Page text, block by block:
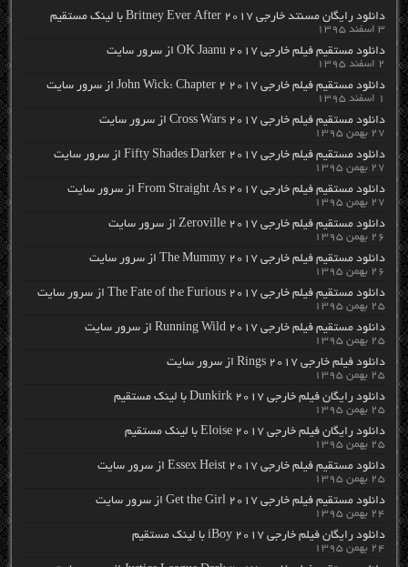
دانلود رایگان مسنتد خارجی Britney Ever After 2017 با لینک مستقیم
۳ اسفند ۱۳۹۵
دانلود مستقیم فیلم خارجی OK Jaanu 2017 از سرور سایت
۲ اسفند ۱۳۹۵
دانلود مستقیم فیلم خارجی John Wick: Chapter 2 2017 از سرور سایت
۱ اسفند ۱۳۹۵
دانلود مستقیم فیلم خارجی Cross Wars 2017 از سرور سایت
۲۷ بهمن ۱۳۹۵
دانلود مستقیم فیلم خارجی Fifty Shades Darker 2017 از سرور سایت
۲۷ بهمن ۱۳۹۵
دانلود مستقیم فیلم خارجی From Straight As 2017 از سرور سایت
۲۷ بهمن ۱۳۹۵
دانلود مستقیم فیلم خارجی Zeroville 2017 از سرور سایت
۲۶ بهمن ۱۳۹۵
دانلود مستقیم فیلم خارجی The Mummy 2017 از سرور سایت
۲۶ بهمن ۱۳۹۵
دانلود مستقیم فیلم خارجی The Fate of the Furious 2017 از سرور سایت
۲۵ بهمن ۱۳۹۵
دانلود مستقیم فیلم خارجی Running Wild 2017 از سرور سایت
۲۵ بهمن ۱۳۹۵
دانلود فیلم خارجی Rings 2017 از سرور سایت
۲۵ بهمن ۱۳۹۵
دانلود رایگان فیلم خارجی Dunkirk 2017 با لینک مستقیم
۲۵ بهمن ۱۳۹۵
دانلود رایگان فیلم خارجی Eloise 2017 با لینک مستقیم
۲۵ بهمن ۱۳۹۵
دانلود مستقیم فیلم خارجی Essex Heist 2017 از سرور سایت
۲۵ بهمن ۱۳۹۵
دانلود مستقیم فیلم خارجی Get the Girl 2017 از سرور سایت
۲۴ بهمن ۱۳۹۵
دانلود رایگان فیلم خارجی iBoy 2017 با لینک مستقیم
۲۴ بهمن ۱۳۹۵